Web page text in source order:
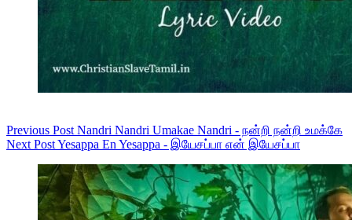
Previous Post Nandri Nandri Umakae Nandri - நன்றி நன்றி உமக்கே
Next PostYesappa En Yesappa - இயேசப்பா என் இயேசப்பா